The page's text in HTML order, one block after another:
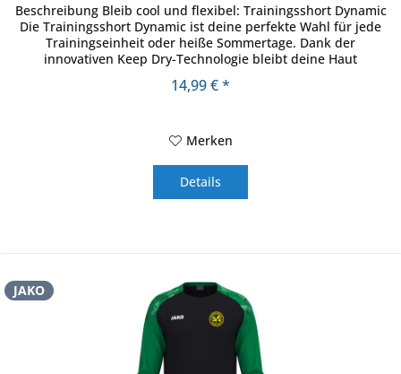
Beschreibung Bleib cool und flexibel: Trainingsshort Dynamic
Die Trainingsshort Dynamic ist deine perfekte Wahl für jede
Trainingseinheit oder heiße Sommertage. Dank der
innovativen Keep Dry-Technologie bleibt deine Haut
14,99 € *
Merken
Details
JAKO